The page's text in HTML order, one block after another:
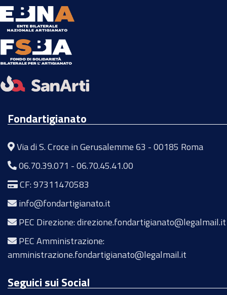
Fondartigianato
Via di S. Croce in Gerusalemme 63 - 00185 Roma
06.70.39.071 -06.70.45.41.00
CF: 97311470583
info@fondartigianato.it
PEC Direzione: direzione.fondartigianato@legalmail.it
PEC Amministrazione:
amministrazione.fondartigianato@legalmail.it
Seguici sui Social